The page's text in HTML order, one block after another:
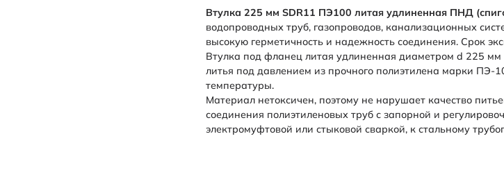
Втулка 225 мм SDR11 ПЭ100 литая удлиненная ПНД
водопроводных труб, газопроводов, канализационных
высокую герметичность и надежность соединения. Срок
Втулка под фланец литая удлиненная диаметром d 225 мм
литья под давлением из прочного полиэтилена марки ПЭ-
температуры.
Материал нетоксичен, поэтому не нарушает качество
соединения полиэтиленовых труб с запорной и
электромуфтовой или стыковой сваркой, к стальному